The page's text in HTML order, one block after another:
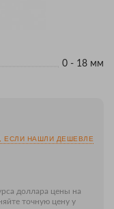
0 - 18 мм
ЕСЛИ НАШЛИ ДЕШЕВЛЕ
доллара цены на
точную цену у